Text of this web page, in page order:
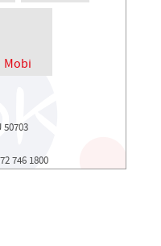
Mobi
50703
746 1800